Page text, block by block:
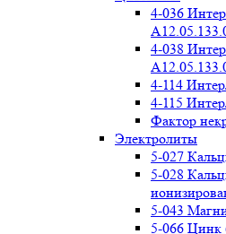
4-036
4-038
4-114
4-115
Фактор
Электролиты
5-027
5-028
5-043
5-066 Цинк